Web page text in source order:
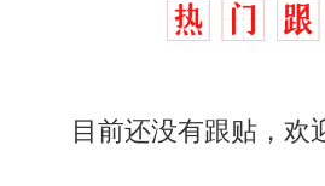
目前还没有跟贴，欢